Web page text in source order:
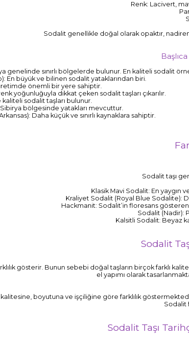
Renk: Lacivert,
Sodalit genellikle doğal olarak opaktır, nadiren
genelinde sınırlı bölgelerde bulunur. En kaliteli sodalit
En büyük ve bilinen sodalit yataklarından biri.
önemli bir yere sahiptir.
yoğunluğuyla dikkat çeken sodalit taşları çıkarılır.
kaliteli sodalit taşları bulunur.
bölgesinde yatakları mevcuttur.
Daha küçük ve sınırlı kaynaklara sahiptir.
Sodalit taşı
Klasik Mavi Sodalit: En yaygın
Kraliyet Sodalit (Royal Blue Sodalite):
Hackmanit: Sodalit’in floresans
Sodalit (Nadir):
Kalsitli Sodalit: Beyaz
Sodalit
gösterir. Bunun sebebi doğal taşların birçok farklı
el yapımı olarak
kalitesine, boyutuna ve işçiliğine göre farklılık
Sodalit
Sodalit Taşı